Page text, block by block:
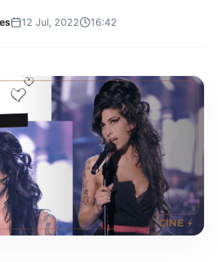
SUSCRÍBETE
12 Jul, 2022 16:42